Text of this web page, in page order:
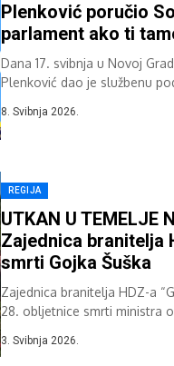
Plenković poručio
parlament ako ti
Dana 17. svibnja u Novoj
Plenković dao je službenu
8. Svibnja 2026.
REGIJA
UTKAN U TEMELJE
Zajednica branitelja
smrti Gojka Šuška
Zajednica branitelja HDZ-a
28. obljetnice smrti ministra
3. Svibnja 2026.